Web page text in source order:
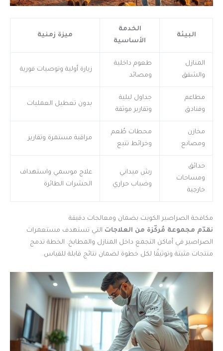
البيئة
الخدمة
الأساسية
ميزة زمنية
المنازل
والشقق
طعوم داخلية
ومصائد
زيارة أولية وتوصيات فورية
مطاعم
وفنادق
جداول ليلية
وتقارير موثقة
بدون تعطيل العمليات
مخازن
ومصانع
محطات طُعم
وخرائط تتبع
مراقبة مستمرة وتقارير
حدائق
ومساحات
خارجية
رش ميداني
وضباب حراري
علاج موسمي واستهداف
الحشرات الطائرة
مكافحة الصراصير الكويت بضمان ومعالجات دقيقة
نقدّم مجموعة مُركّزة من العلاجات التي تستهدف مستعمرات
الصراصير في أماكن التجمع داخل المنازل والمطابخ. الخطة تدمج
منتجات مثبتة وتوثيقًا لكل خطوة لضمان نتائج قابلة للقياس.